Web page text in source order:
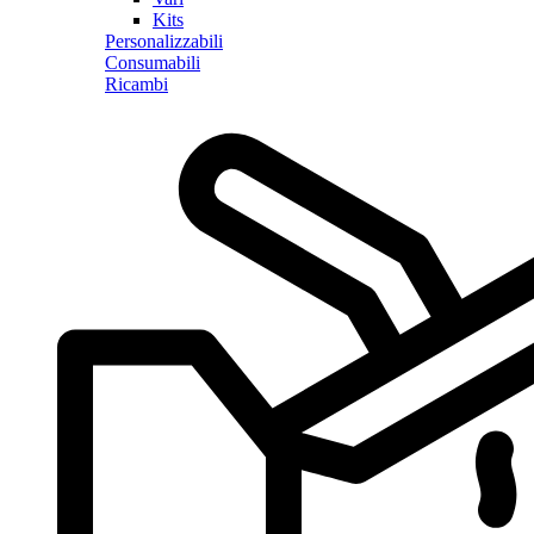
Kits
Personalizzabili
Consumabili
Ricambi